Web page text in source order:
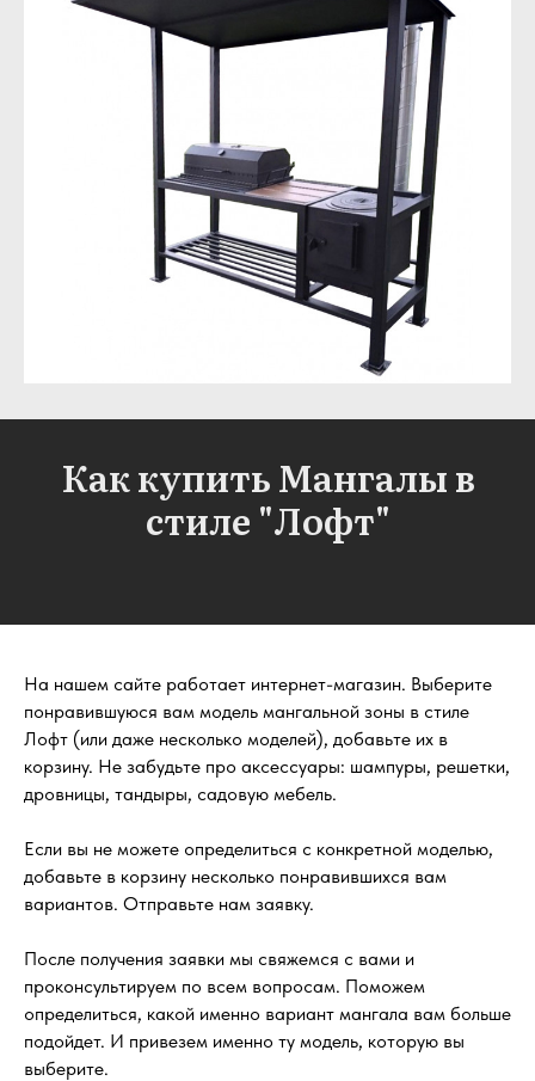
Как купить Мангалы в
стиле "Лофт"
На нашем сайте работает интернет-магазин. Выберите
понравившуюся вам модель мангальной зоны в стиле
Лофт (или даже несколько моделей), добавьте их в
корзину. Не забудьте про аксессуары: шампуры, решетки,
дровницы, тандыры, садовую мебель.
Если вы не можете определиться с конкретной моделью,
добавьте в корзину несколько понравившихся вам
вариантов. Отправьте нам заявку.
После получения заявки мы свяжемся с вами и
проконсультируем по всем вопросам. Поможем
определиться, какой именно вариант мангала вам больше
подойдет. И привезем именно ту модель, которую вы
выберите.